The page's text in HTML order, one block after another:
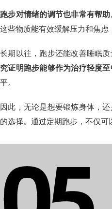
跑步对情绪的调节也非常有帮助
这些物质能有效缓解压力和焦虑
长期以往，跑步还能改善睡眠
究证明跑步能够作为治疗轻度
平。
因此，无论是想要锻炼身体，
的选择。通过定期跑步，不仅